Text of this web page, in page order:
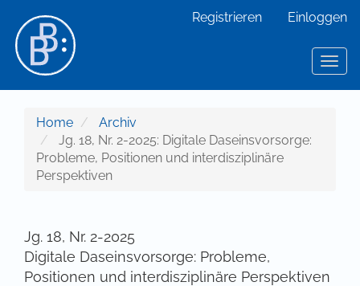
Hauptinhalt
Sidebar
Registrieren Einloggen
Home
Archiv
Jg. 18, Nr. 2-2025: Digitale Daseinsvorsorge:
Probleme, Positionen und interdisziplinäre
Perspektiven
Jg. 18, Nr. 2-2025
Digitale Daseinsvorsorge: Probleme,
Positionen und interdisziplinäre Perspektiven